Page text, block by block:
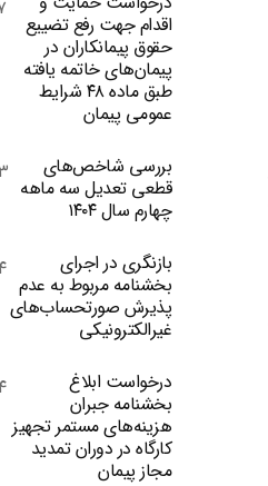
اقدام جهت رفع تضییع
حقوق پیمانکاران در
پیمان‌های خاتمه یافته
طبق ماده ۴۸ شرایط
عمومی پیمان
بررسی شاخص‌های
قطعی تعدیل سه ماهه
چهارم سال ۱۴۰۴
بازنگری در اجرای
بخشنامه مربوط به عدم
پذیرش صورتحساب‌های
غیرالکترونیکی
درخواست ابلاغ
بخشنامه جبران
هزینه‌های مستمر تجهیز
کارگاه در دوران تمدید
مجاز پیمان